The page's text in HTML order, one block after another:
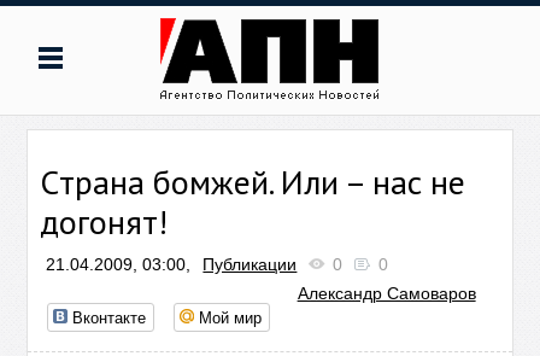
Cтрана бомжей. Или – нас не
догонят!
21.04.2009, 03:00, Публикации 0
0
Александр Самоваров
Вконтакте Мой мир